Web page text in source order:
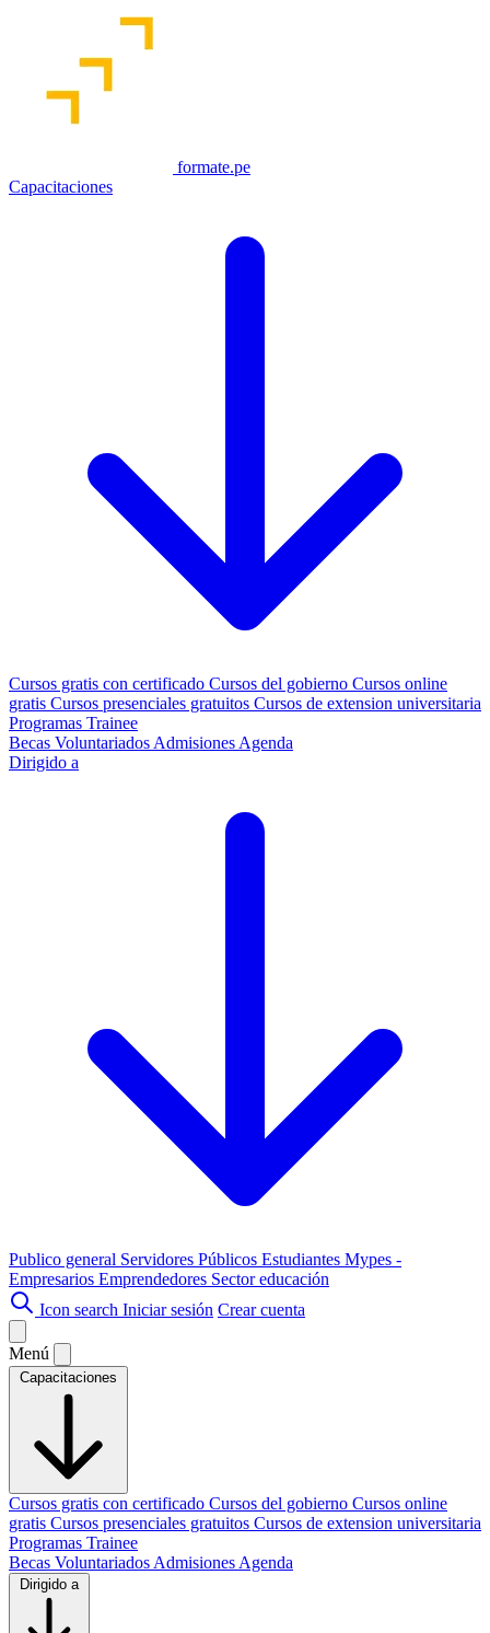
formate.pe
Capacitaciones
Cursos gratis con certificado Cursos del gobierno Cursos online
gratis Cursos presenciales gratuitos Cursos de extension universitaria
Programas Trainee
Becas Voluntariados Admisiones Agenda
Dirigido a
Publico general Servidores Públicos Estudiantes Mypes -
Empresarios Emprendedores Sector educación
Icon search Iniciar sesión Crear cuenta
Menú
Capacitaciones
Cursos gratis con certificado Cursos del gobierno Cursos online
gratis Cursos presenciales gratuitos Cursos de extension universitaria
Programas Trainee
Becas Voluntariados Admisiones Agenda
Dirigido a